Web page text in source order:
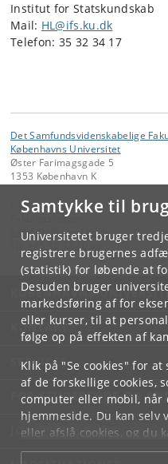
Samtykke til
Universitetet bruger
registrere brugernes
(statistik) for løbende at
Desuden bruger
markedsføring af for
eller kurser, til at
følge op på effekten af
Klik på "Se cookies" for
af de forskellige cookies,
computer eller mobil,
hjemmeside. Du kan selv
eller afslå cookies, og du
underCookie- og
Institut for Statskundskab
Mail: HL@ifs.ku.dk
Telefon: 35 32 34 17
Det Samfundsvidenskabelige
Københavns Universitet
Øster Farimagsgade 5
1353 København K
Kontakt:
Fakultetsstaben
samf-fak @samf.ku.dk
KØBENHAVNS
KONTAKT
SERVICES
FOR STUDERENDE OG
JOB OG KARRIERE